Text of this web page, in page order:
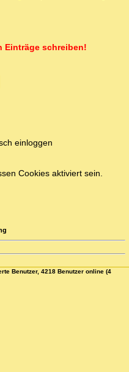
Einträge schreiben!
einloggen
Cookies aktiviert sein.
Benutzer, 4218 Benutzer online (4